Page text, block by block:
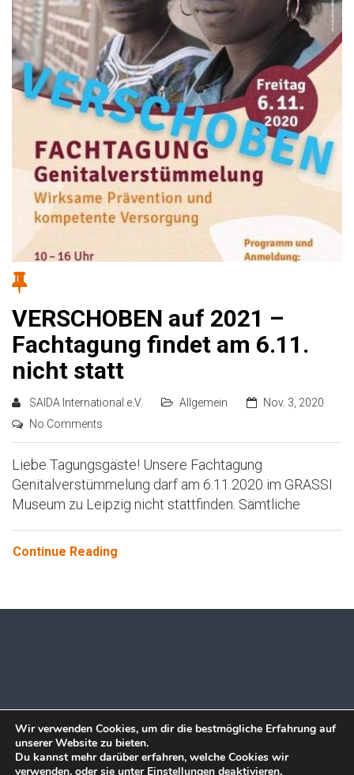
VERSCHOBEN auf 2021 –
Fachtagung findet am 6.11.
nicht statt
SAIDA International e.V. Allgemein
Nov. 3, 2020
No Comments
Liebe Tagungsgäste! Unsere Fachtagung
Genitalverstümmelung darf am 6.11.2020 im GRASSI
Museum zu Leipzig nicht stattfinden. Sämtliche
Continue Reading
© 2020 SAIDA INTERNATIONAL E.V. ALLE RECHTE
VORBEHALTEN. EINE INITIVIATIVE VON
Wir verwenden Cookies, um dir die bestmögliche Erfahrung auf
unserer Website zu bieten.
Du kannst mehr darüber erfahren, welche Cookies wir
verwenden, oder sie unter Einstellungen deaktivieren.